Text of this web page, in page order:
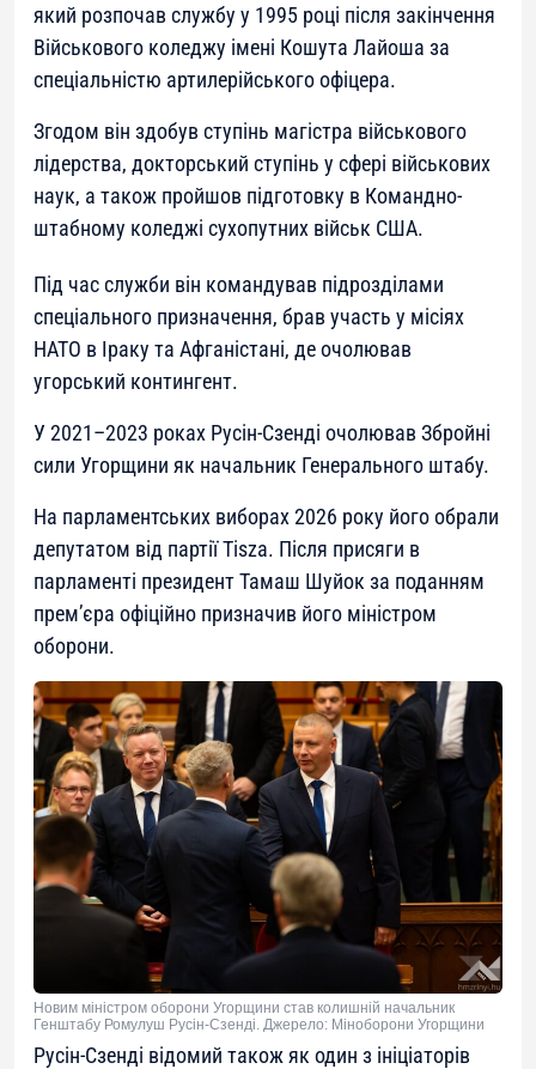
який розпочав службу у 1995 році після закінчення
Військового коледжу імені Кошута Лайоша за
спеціальністю артилерійського офіцера.
Згодом він здобув ступінь магістра військового
лідерства, докторський ступінь у сфері військових
наук, а також пройшов підготовку в Командно-
штабному коледжі сухопутних військ США.
Під час служби він командував підрозділами
спеціального призначення, брав участь у місіях
НАТО в Іраку та Афганістані, де очолював
угорський контингент.
У 2021–2023 роках Русін-Сзенді очолював Збройні
сили Угорщини як начальник Генерального штабу.
На парламентських виборах 2026 року його обрали
депутатом від партії Tisza. Після присяги в
парламенті президент Тамаш Шуйок за поданням
прем’єра офіційно призначив його міністром
оборони.
Новим міністром оборони Угорщини став колишній начальник
Генштабу Ромулуш Русін-Сзенді. Джерело: Міноборони Угорщини
Русін-Сзенді відомий також як один з ініціаторів